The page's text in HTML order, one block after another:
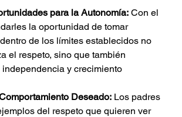
para la Autonomía: Con el
la oportunidad de tomar
de los límites establecidos no
el respeto, sino que también
y crecimiento
Deseado: Los padres
del respeto que quieren ver